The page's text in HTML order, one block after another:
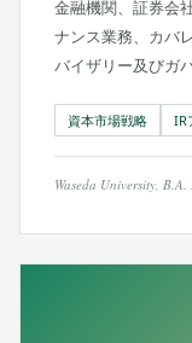
金融機関、証券会
ナンス業務、カバ
バイザリー及びガ
資本市場戦略 IR
Waseda University, B.A.